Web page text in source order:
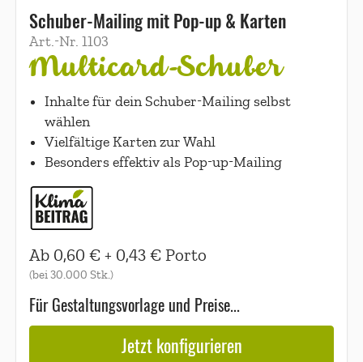
Schuber-Mailing mit Pop-up & Karten
Art.-Nr. 1103
Multicard-Schuber
Inhalte für dein Schuber-Mailing selbst
wählen
Vielfältige Karten zur Wahl
Besonders effektiv als Pop-up-Mailing
Ab 0,60 € + 0,43 € Porto
(bei30.000 Stk.)
Für Gestaltungsvorlage und Preise...
Jetzt konfigurieren